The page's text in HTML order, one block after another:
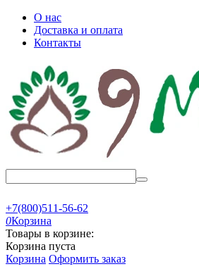
О нас
Доставка и оплата
Контакты
+7(800)511-56-62
0Корзина
Товары в корзине:
Корзина пуста
Корзина Оформить заказ